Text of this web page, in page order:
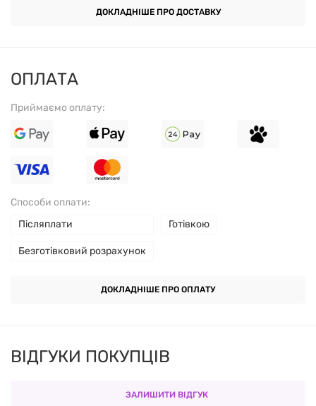
ДОКЛАДНІШЕ ПРО ДОСТАВКУ
ОПЛАТА
Приймаємо оплату:
Способи оплати:
Післяплати
Готівкою
Безготівковий розрахунок
ДОКЛАДНІШЕ ПРО ОПЛАТУ
ВІДГУКИ ПОКУПЦІВ
ЗАЛИШИТИ ВІДГУК